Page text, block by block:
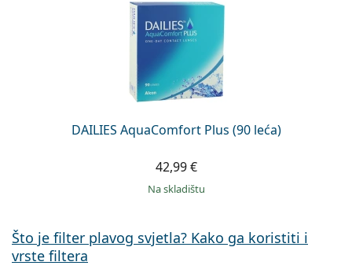
DAILIES AquaComfort Plus (90 leća)
42,99 €
na skladištu
Što je filter plavog svjetla? Kako ga koristiti i
vrste filtera